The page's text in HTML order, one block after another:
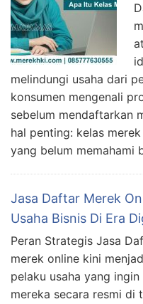
melindungi usaha dari
konsumen mengenali
sebelum mendaftarkan
hal penting: kelas
yang belum memahami
Jasa Daftar Merek
Usaha Bisnis Di Era
Peran Strategis Jasa
merek online kini
pelaku usaha yang
mereka secara resmi di